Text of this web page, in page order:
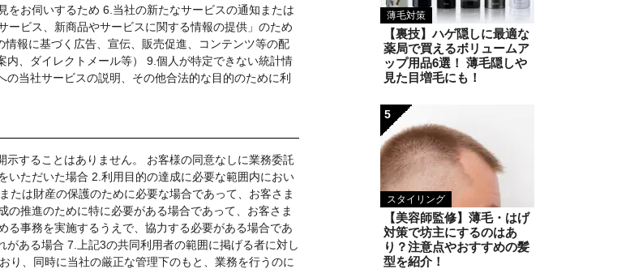
お伺いするため 6.当社の新たなサービスの通知または
ビス、新商品やサービスに関する情報の提供」のため
報に基づく広告、宣伝、販売促進、コンテンツ等の配
、ダイレクトメール等） 9.個人が特定できない統計情
当社サービスの説明、その他合法的な目的のために利
することはありません。 お客様の同意なしに業務委託
いただいた場合 2.利用目的の達成に必要な範囲内におい
たは財産の保護のために必要な場合であって、お客さま
推進のために特に必要がある場合であって、お客さま
事務を実施するうえで、協力する必要がある場合であ
ある場合 7.上記3の共同利用者の範囲に掲げる者に対し
り、同時に当社の厳正な管理下のもと、業務を行うのに
薄毛対策
【裏技】ハゲ隠しに最適な
薬局で買えるボリュームア
ップ用品6選！ 薄毛隠しや
見た目増毛にも！
スタイリング
5
【美容師監修】薄毛・はげ
対策で坊主にするのはあ
り？注意点やおすすめの髪
型を紹介！